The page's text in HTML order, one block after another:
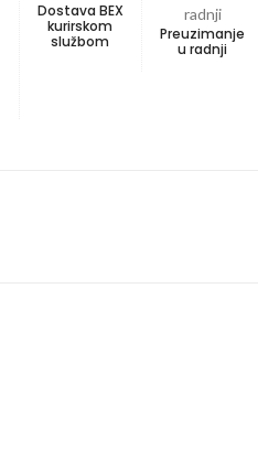
Dostava BEX
kurirskom
službom
Preuzimanje
u radnji